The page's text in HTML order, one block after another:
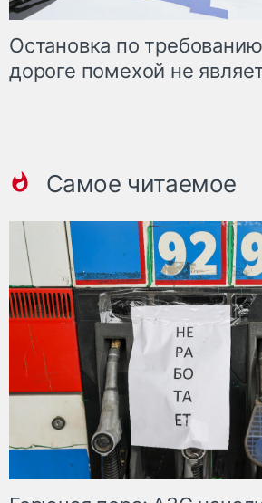
Остановка по
дороге помехой не
Самое читаемое